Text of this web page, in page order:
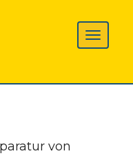
von